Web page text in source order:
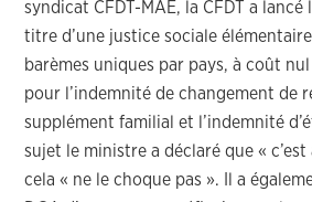
syndicat CFDT-MAE, la CFDT a
titre d’une justice sociale
barèmes uniques par pays, à coût
pour l’indemnité de changement de
supplément familial et l’indemnité
sujet le ministre a déclaré que «
cela « ne le choque pas ». Il a